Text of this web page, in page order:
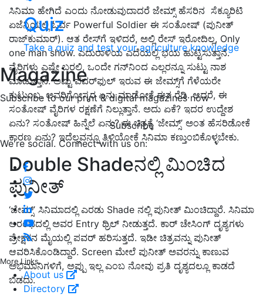
Quiz
Take a quiz and test your agriculture knowledge
Magazine
Subscribe to our print & digital magazines now
Subscribe
We're social. Connect with us on:
More Links
About us
Directory
ಸಿನಿಮಾ ಹೇಗಿದೆ ಎಂದು ನೋಡುವುದಾದರೆ ಜೇಮ್ಸ್​ ಹೆಸರಿನ ​ ಸೆಕ್ಯೂರಿಟಿ
ಏಜೆನ್ಸಿಯಲ್ಲಿ ಓರ್ವ Powerful Soldier ಈ ಸಂತೋಷ್ (ಪುನೀತ್​
ರಾಜ್​ಕುಮಾರ್​)​. ಆತ ರೇಸ್​ಗೆ ಇಳಿದರೆ, ಅಲ್ಲಿ ರೇಸ್​ ಇರೋದಿಲ್ಲ, Only
one man show.ಎದುರಾಳಿಯ ಎದೆಯಲ್ಲಿ ಭಯ ಹುಟ್ಟಿಸುತ್ತಾನೆ​.
ವೈರಿಗಳು ಎಷ್ಟೇ ಬರಲಿ, ಒಂದೇ ಗನ್​ನಿಂದ ಎಲ್ಲರನ್ನೂ ಸುಟ್ಟು ನಾಶ
ಮಾಡುತ್ತಾನೆ. ಅಷ್ಟು ಪವರ್​ಫುಲ್​ ಇರುವ ಈ ಜೇಮ್ಸ್​ಗೆ ಗೆಳೆಯರೇ
ಕುಟುಂಬ. ಅವರಿಗೋಸ್ಕರ ಏನು ಮಾಡೋಕೆ ಈತ ರೆಡಿ. ಆದರೆ, ಈ
ಸಂತೋಷ್​​ ವೈರಿಗಳ ರಕ್ಷಣೆಗೆ ನಿಲ್ಲುತ್ತಾನೆ. ಅದು ಏಕೆ? ಇದರ ಉದ್ದೇಶ
ಏನು? ಸಂತೋಷ್​ ಹಿನ್ನೆಲೆ ಏನು? ಈ ಚಿತ್ರಕ್ಕೆ ‘ಜೇಮ್ಸ್​’ ಅಂತ ಹೆಸರಿಡೋಕೆ
ಕಾರಣ ಏನು? ಇದೆಲ್ಲವನ್ನೂ ತಿಳಿಯೋಕೆ ಸಿನಿಮಾ ಕಣ್ತುಂಬಿಕೊಳ್ಳಬೇಕು. ​
Double Shadeನಲ್ಲಿ ಮಿಂಚಿದ
ಪುನೀತ್
‘ಜೇಮ್ಸ್​’ ಸಿನಿಮಾದಲ್ಲಿ ಎರಡು Shade ನಲ್ಲಿ ಪುನೀತ್ ​ಮಿಂಚಿದ್ದಾರೆ. ಸಿನಿಮಾ
ಆರಂಭದಲ್ಲಿ ಅವರ Entry ಥ್ರಿಲ್​ ನೀಡುತ್ತದೆ. ಕಾರ್​ ಚೇಸಿಂಗ್​ ದೃಶ್ಯಗಳು
ಪ್ರೇಕ್ಷಕನ ಮೈಯಲ್ಲಿ ಪವರ್​ ಹರಿಸುತ್ತದೆ. ಇಡೀ ಚಿತ್ರವನ್ನು ಪುನೀತ್​
ಆವರಿಸಿಕೊಂಡಿದ್ದಾರೆ. Screen ಮೇಲೆ ಪುನೀತ್​ ಅವರನ್ನು ಕಾಣುವ
ಅಭಿಮಾನಿಗಳಿಗೆ, ಅಪ್ಪು​ ಇಲ್ಲ ಎಂಬ ನೋವು ಪ್ರತಿ ದೃಶ್ಯದಲ್ಲೂ ಕಾಡದೆ
ಬಿಡದು.